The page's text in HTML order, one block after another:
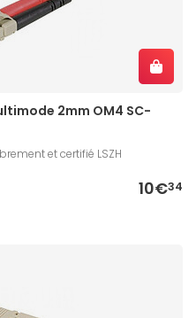
2mm OM4 SC-
et certifié LSZH
10€34